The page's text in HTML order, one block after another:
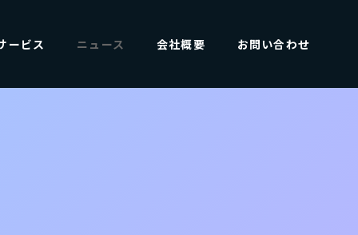
ービス ニュース 会社概要 お問い合わせ